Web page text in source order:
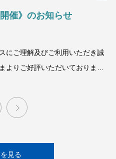
催》のお知らせ
にご理解及びご利用いただき誠
よりご好評いただいておりま
見る